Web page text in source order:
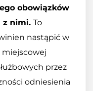
obowiązków
z nimi. To
nastąpić w
miejscowej
przez
odniesienia